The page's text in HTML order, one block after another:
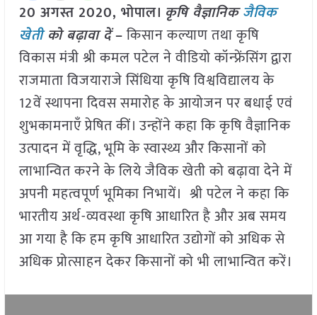
20 अगस्त 2020, भोपाल। कृषि वैज्ञानिकजैविक
खेतीको बढ़ावा दें–किसान कल्याण तथा कृषि
विकास मंत्री श्री कमल पटेल ने वीडियो कॉन्फ्रेंसिंग द्वारा
राजमाता विजयाराजे सिंधिया कृषि विश्वविद्यालय के
12वें स्थापना दिवस समारोह के आयोजन पर बधाई एवं
शुभकामनाएँ प्रेषित कीं। उन्होंने कहा कि कृषि वैज्ञानिक
उत्पादन में वृद्धि, भूमि के स्वास्थ्य और किसानों को
लाभान्वित करने के लिये जैविक खेती को बढ़ावा देने में
अपनी महत्वपूर्ण भूमिका निभायें। श्री पटेल ने कहा कि
भारतीय अर्थ-व्यवस्था कृषि आधारित है और अब समय
आ गया है कि हम कृषि आधारित उद्योगों को अधिक से
अधिक प्रोत्साहन देकर किसानों को भी लाभान्वित करें।